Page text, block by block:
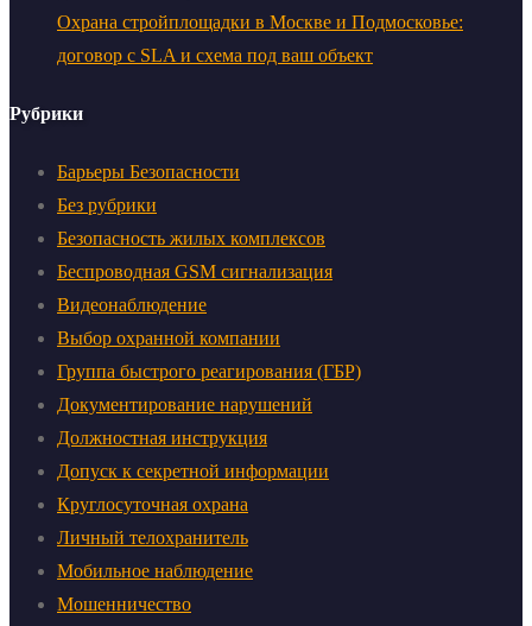
Охрана стройплощадки в Москве и Подмосковье:
договор с SLA и схема под ваш объект
Рубрики
Барьеры Безопасности
Без рубрики
Безопасность жилых комплексов
Беспроводная GSM сигнализация
Видеонаблюдение
Выбор охранной компании
Группа быстрого реагирования (ГБР)
Документирование нарушений
Должностная инструкция
Допуск к секретной информации
Круглосуточная охрана
Личный телохранитель
Мобильное наблюдение
Мошенничество